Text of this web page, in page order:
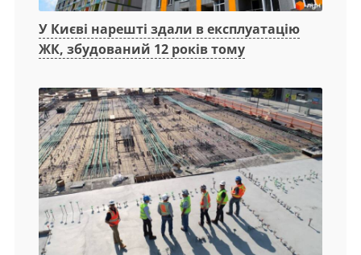
У Києві нарешті здали в експлуатацію
ЖК, збудований 12 років тому